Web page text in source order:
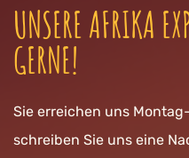
UNSERE AFRIKA
GERNE!
Sie erreichen uns
schreiben Sie uns eine